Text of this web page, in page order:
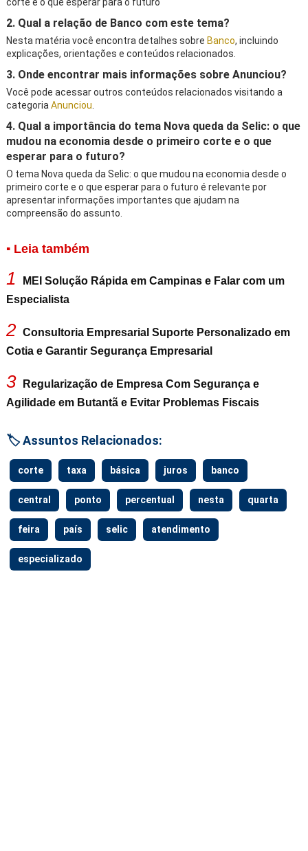
2. Qual a relação de Banco com este tema?
Nesta matéria você encontra detalhes sobre Banco, incluindo
explicações, orientações e conteúdos relacionados.
3. Onde encontrar mais informações sobre Anunciou?
Você pode acessar outros conteúdos relacionados visitando a
categoria Anunciou
4. Qual a importância do tema Nova queda da Selic: o que
mudou na economia desde o primeiro corte e o que
esperar para o futuro?
O tema Nova queda da Selic: o que mudou na economia desde o
primeiro corte e o que esperar para o futuro é relevante por
apresentar informações importantes que ajudam na
compreensão do assunto.
▪ Leia também
1
MEI Solução Rápida em Campinas e Falar com um
Especialista
2 Consultoria Empresarial Suporte Personalizado em
Cotia e Garantir Segurança Empresarial
3
Regularização de Empresa Com Segurança e
Agilidade em Butantã e Evitar Problemas Fiscais
🏷️ Assuntos Relacionados:
corte taxa básica juros banco
central ponto percentual nesta quarta
feira país selic atendimento
especializado